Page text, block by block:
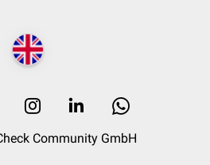
Community GmbH